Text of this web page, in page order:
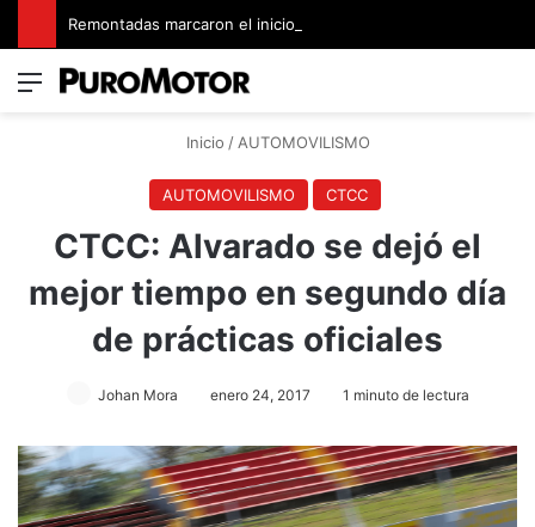
Menú
Inicio / AUTOMOVILISMO
AUTOMOVILISMO CTCC
CTCC: Alvarado se dejó el
mejor tiempo en segundo día
de prácticas oficiales
Johan Mora enero 24, 2017 1 minuto de lectura